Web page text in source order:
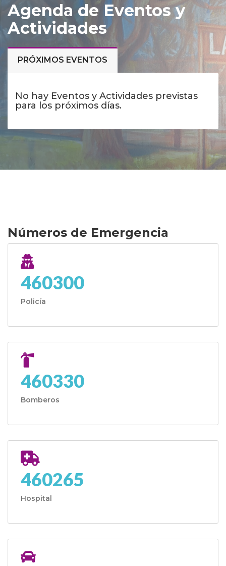
Agenda de Eventos y
Actividades
PRÓXIMOS EVENTOS
No hay Eventos y Actividades previstas
para los próximos días.
Números de Emergencia
460300
Policía
460330
Bomberos
460265
Hospital